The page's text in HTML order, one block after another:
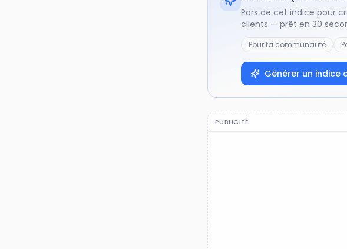
Pars de cet indice pour
clients — prêt en 30
Pour ta communauté
Générer un indice
PUBLICITÉ